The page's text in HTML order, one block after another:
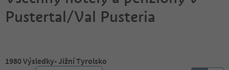
Pustertal/Val Pusteria
1980Výsledky- Jižní Tyrolsko